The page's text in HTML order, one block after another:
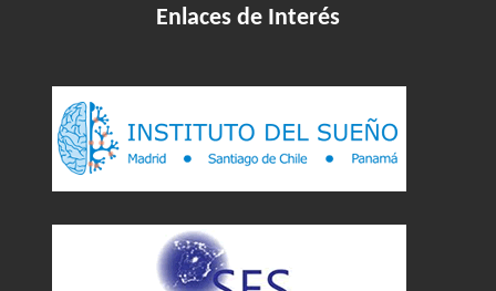
Enlaces de Interés